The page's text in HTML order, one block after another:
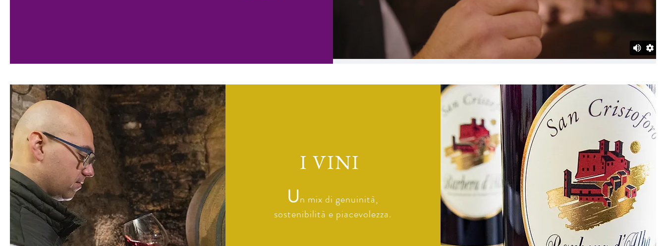
I VINI
Un mix di genuinità,
sostenibilità e piacevolezza.